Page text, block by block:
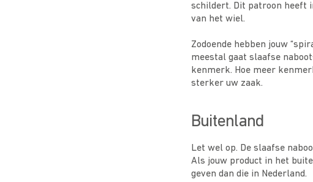
schildert. Dit patroon heeft
van het wiel.
Zodoende hebben jouw
meestal gaat slaafse
kenmerk. Hoe meer
sterker uw zaak.
Buitenland
Let wel op. De slaafse
Als jouw product in het
geven dan die in Nederland.